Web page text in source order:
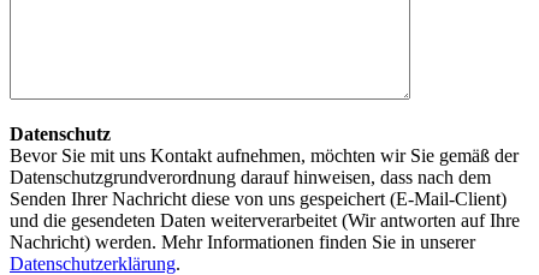
Datenschutz
Bevor Sie mit uns Kontakt aufnehmen, möchten wir Sie gemäß der
Datenschutzgrundverordnung darauf hinweisen, dass nach dem
Senden Ihrer Nachricht diese von uns gespeichert (E-Mail-Client)
und die gesendeten Daten weiterverarbeitet (Wir antworten auf Ihre
Nachricht) werden. Mehr Informationen finden Sie in unserer
Datenschutzerklärung.